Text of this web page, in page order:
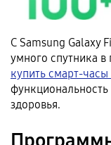
С Samsung Galaxy
умного спутника
купить смарт-
здоровья.